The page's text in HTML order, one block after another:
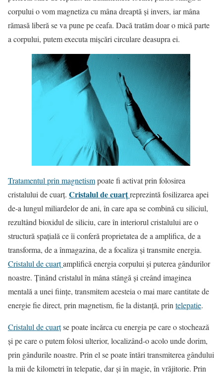
corpului o vom magnetiza cu mâna dreaptă şi invers, iar mâna
rămasă liberă se va pune pe ceafa. Dacă tratăm doar o mică parte
a corpului, putem executa mişcări circulare deasupra ei.
Tratamentul prin magnetismpoate fi activat prin folosirea
cristalului de cuarţ. Cristalul de cuarţreprezintă fosilizarea apei
de-a lungul miliardelor de ani, în care apa se combină cu siliciul,
rezultând bioxidul de siliciu, care în interiorul cristalului are o
structură spaţială ce îi conferă proprietatea de a amplifica, de a
transforma, de a înmagazina, de a focaliza şi transmite energia.
Cristalul de cuarţamplifică energia corpului şi puterea gândurilor
noastre. Ţinând cristalul în mâna stângă şi creând imaginea
mentală a unei fiinţe, transmitem acesteia o mai mare cantitate de
energie fie direct, prin magnetism, fie la distanţă, prin telepatie.
Cristalul de cuarţse poate încărca cu energia pe care o stochează
şi pe care o putem folosi ulterior, localizând-o acolo unde dorim,
prin gândurile noastre. Prin el se poate întări transmiterea gândului
la mii de kilometri în telepatie, dar şi în magie, în vrăjitorie. Prin